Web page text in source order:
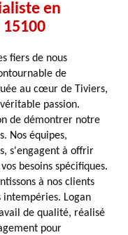
en
fiers de nous
de
au cœur de Tiviers,
passion.
de démontrer notre
Nos équipes,
s'engagent à offrir
besoins spécifiques.
à nos clients
intempéries. Logan
de qualité, réalisé
pour